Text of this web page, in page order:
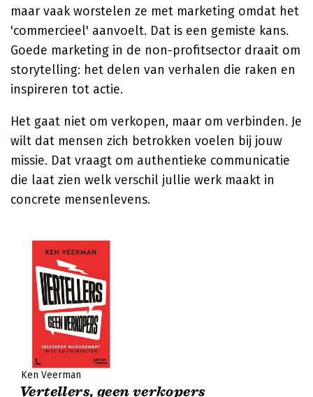
maar vaak worstelen ze met marketing omdat het
'commercieel' aanvoelt. Dat is een gemiste kans.
Goede marketing in de non-profitsector draait om
storytelling: het delen van verhalen die raken en
inspireren tot actie.
Het gaat niet om verkopen, maar om verbinden. Je
wilt dat mensen zich betrokken voelen bij jouw
missie. Dat vraagt om authentieke communicatie
die laat zien welk verschil jullie werk maakt in
concrete mensenlevens.
Ken Veerman
Vertellers, geen verkopers